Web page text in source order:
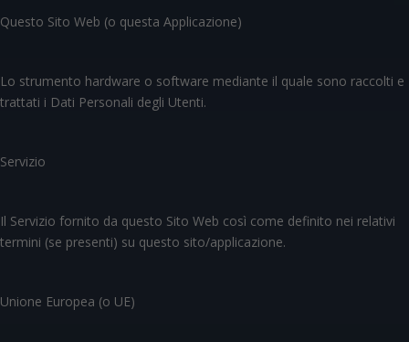
Questo Sito Web (o questa Applicazione)
Lo strumento hardware o software mediante il quale sono raccolti e
trattati i Dati Personali degli Utenti.
Servizio
Il Servizio fornito da questo Sito Web così come definito nei relativi
termini (se presenti) su questo sito/applicazione.
Unione Europea (o UE)